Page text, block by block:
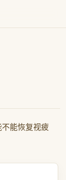
能恢复视疲